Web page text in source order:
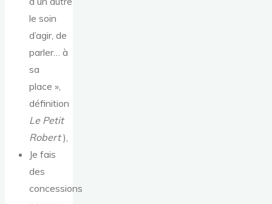
le soin
d’agir, de
parler… à
sa
place »,
définition
Le Petit
Robert),
Je fais
des
concessions